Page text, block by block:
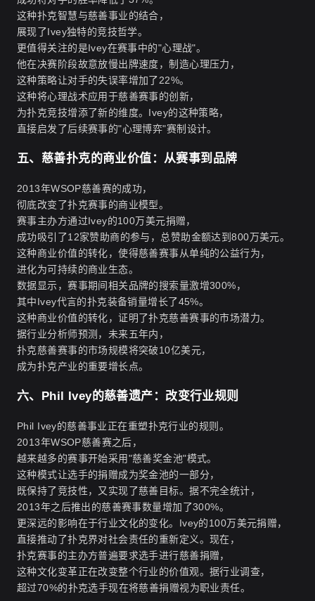
这种扑克智慧与慈善事业的结合，
展现了Ivey独特的竞技哲学。
更值得关注的是Ivey在赛事中的"心理战"。
他在决赛阶段故意放慢出牌速度，制造心理压力，
这种策略让对手的失误率增加了22%。
这种将心理战术应用于慈善赛事的创新，
为扑克竞技增添了新的维度。Ivey的这种策略，
直接启发了后续赛事的"心理博弈"赛制设计。
五、慈善扑克的商业价值：从赛事到品牌
2013年WSOP慈善赛的成功，
彻底改变了扑克赛事的商业模型。
赛事主办方通过Ivey的100万美元捐赠，
成功吸引了12家赞助商的参与，总赞助金额达到800万美元。
这种商业价值的转化，使得慈善赛事从单纯的公益行为，
进化为可持续的商业生态。
数据显示，赛事期间相关品牌的搜索量激增300%，
其中Ivey代言的扑克装备销量增长了45%。
这种商业价值的转化，证明了扑克慈善赛事的市场潜力。
据行业分析师预测，未来五年内，
扑克慈善赛事的市场规模将突破10亿美元，
成为扑克产业的重要增长点。
六、Phil Ivey的慈善遗产：改变行业规则
Phil Ivey的慈善事业正在重塑扑克行业的规则。
2013年WSOP慈善赛之后，
越来越多的赛事开始采用"慈善奖金池"模式。
这种模式让选手的捐赠成为奖金池的一部分，
既保持了竞技性，又实现了慈善目标。据不完全统计，
2013年之后推出的慈善赛事数量增加了300%。
更深远的影响在于行业文化的变化。Ivey的100万美元捐赠，
直接推动了扑克界对社会责任的重新定义。现在，
扑克赛事的主办方普遍要求选手进行慈善捐赠，
这种文化变革正在改变整个行业的价值观。据行业调查，
超过70%的扑克选手现在将慈善捐赠视为职业责任。